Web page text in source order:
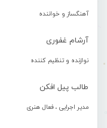
آهنگساز و خواننده
آرشام غفوری
نوازنده و تنظیم کننده
طالب پیل افکن
مدیر اجرایی ، فعال هنری